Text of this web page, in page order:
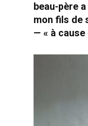
beau-père
mon fils de
— « à cause